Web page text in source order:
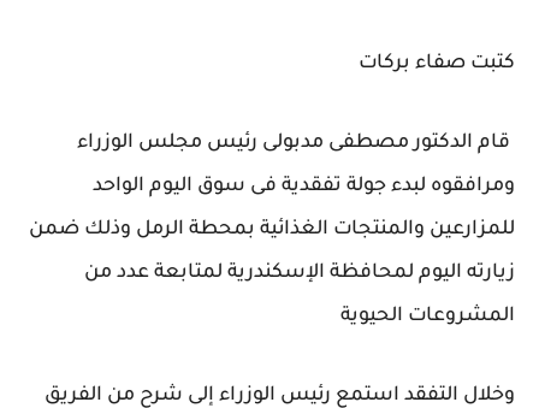
كتبت صفاء بركات
قام الدكتور مصطفى مدبولى رئيس مجلس الوزراء
ومرافقوه لبدء جولة تفقدية فى سوق اليوم الواحد
للمزارعين والمنتجات الغذائية بمحطة الرمل وذلك ضمن
زيارته اليوم لمحافظة الإسكندرية لمتابعة عدد من
المشروعات الحيوية
وخلال التفقد استمع رئيس الوزراء إلى شرح من الفريق